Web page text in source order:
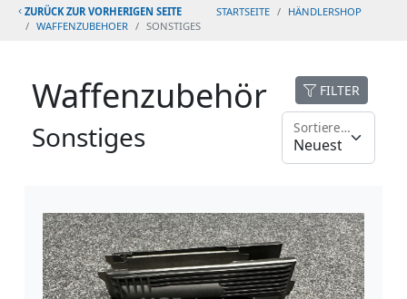
ZURÜCK ZUR VORHERIGEN SEITE STARTSEITE
HÄNDLERSHOP
WAFFENZUBEHOER
SONSTIGES
Waffenzubehör
Sonstiges
FILTER
Sortieren nach